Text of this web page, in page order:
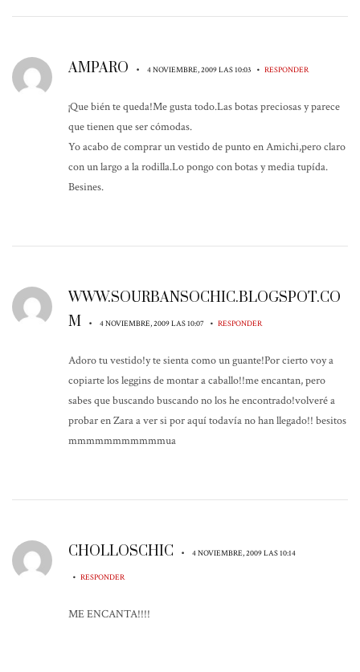
AMPARO • 4 NOVIEMBRE, 2009 LAS 10:03 • RESPONDER
¡Que bién te queda!Me gusta todo.Las botas preciosas y parece
que tienen que ser cómodas.
Yo acabo de comprar un vestido de punto en Amichi,pero claro
con un largo a la rodilla.Lo pongo con botas y media tupída.
Besines.
WWW.SOURBANSOCHIC.BLOGSPOT.CO
M
• 4 NOVIEMBRE, 2009 LAS 10:07 • RESPONDER
Adoro tu vestido!y te sienta como un guante!Por cierto voy a
copiarte los leggins de montar a caballo!!me encantan, pero
sabes que buscando buscando no los he encontrado!volveré a
probar en Zara a ver si por aquí todavía no han llegado!! besitos
mmmmmmmmmmmua
CHOLLOSCHIC • 4 NOVIEMBRE, 2009 LAS 10:14
• RESPONDER
ME ENCANTA!!!!